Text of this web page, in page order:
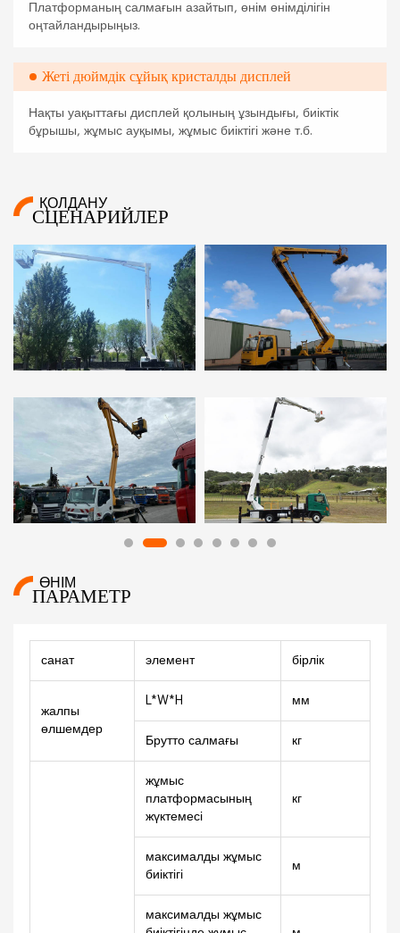
Платформаның салмағын азайтып, өнім өнімділігін
оңтайландырыңыз.
Жеті дюймдік сұйық кристалды дисплей
Нақты уақыттағы дисплей қолының ұзындығы, биіктік
бұрышы, жұмыс ауқымы, жұмыс биіктігі және т.б.
ҚОЛДАНУ
СЦЕНАРИЙЛЕР
ӨНІМ
ПАРАМЕТР
санат элемент бірлік
жалпы
өлшемдер
L*W*H мм
Брутто салмағы кг
жұмыс
платформасының
жүктемесі
кг
максималды жұмыс
биіктігі
м
максималды жұмыс